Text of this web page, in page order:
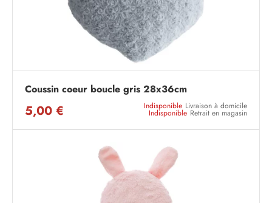
Coussin coeur boucle gris 28x36cm
5,00 € Indisponible Livraison à domicile
Indisponible Retrait en magasin